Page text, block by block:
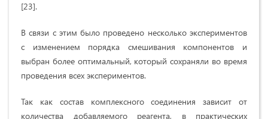
[23].
В связи с этим было проведено несколько экспериментов
с изменением порядка смешивания компонентов и
выбран более оптимальный, который сохраняли во время
проведения всех экспериментов.
Так как состав комплексного соединения зависит от
количества добавляемого реагента, в практических